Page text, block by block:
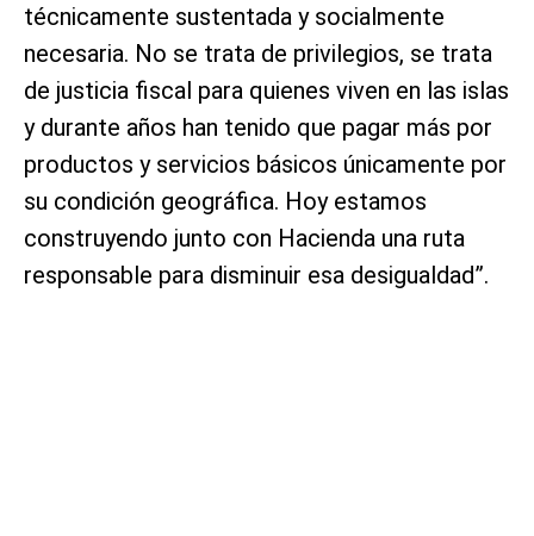
técnicamente sustentada y socialmente
necesaria. No se trata de privilegios, se trata
de justicia fiscal para quienes viven en las islas
y durante años han tenido que pagar más por
productos y servicios básicos únicamente por
su condición geográfica. Hoy estamos
construyendo junto con Hacienda una ruta
responsable para disminuir esa desigualdad”.